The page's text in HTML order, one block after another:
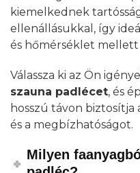
kiemelkednek
ellenállásukkal, így
és hőmérséklet mellett
Válassza ki az Ön
szauna padlécet, és
hosszú távon biztosítja
és a megbízhatóságot.
Milyen